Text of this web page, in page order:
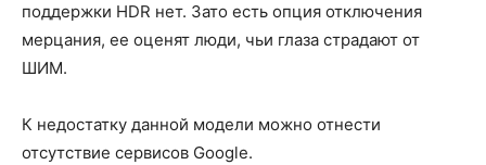
поддержки HDR нет. Зато есть опция отключения
мерцания, ее оценят люди, чьи глаза страдают от
ШИМ.
К недостатку данной модели можно отнести
отсутствие сервисов Google.